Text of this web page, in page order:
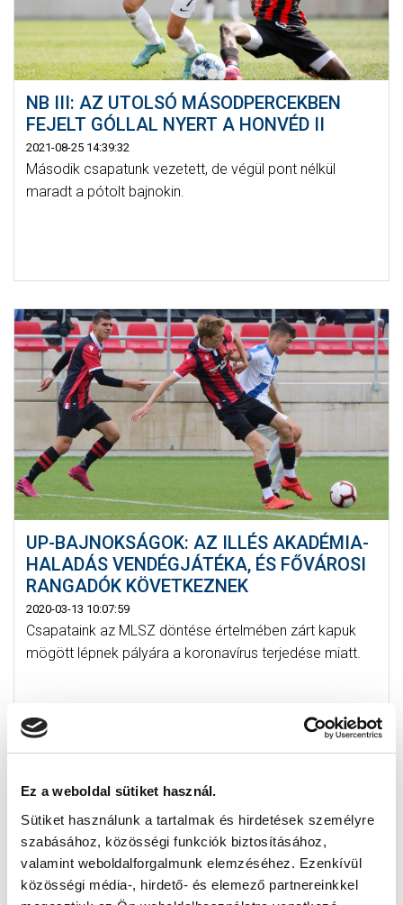
Ez a weboldal sütiket használ.
Sütiket használunk a tartalmak és hirdetések személyre
szabásához, közösségi funkciók biztosításához,
valamint weboldalforgalmunk elemzéséhez. Ezenkívül
közösségi média-, hirdető- és elemező partnereinkkel
NB III: AZ UTOLSÓ MÁSODPERCEKBEN
FEJELT GÓLLAL NYERT A HONVÉD II
2021-08-25 14:39:32
Második csapatunk vezetett, de végül pont nélkül
maradt a pótolt bajnokin.
UP-BAJNOKSÁGOK: AZ ILLÉS AKADÉMIA-
HALADÁS VENDÉGJÁTÉKA, ÉS FŐVÁROSI
RANGADÓK KÖVETKEZNEK
2020-03-13 10:07:59
Csapataink az MLSZ döntése értelmében zárt kapuk
mögött lépnek pályára a koronavírus terjedése miatt.